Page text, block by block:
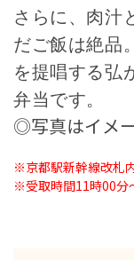
さらに、肉汁
だご飯は絶品
を提唱する弘
弁当です。
◎写真はイメー
※京都駅新幹線改札
※受取時間11時00分